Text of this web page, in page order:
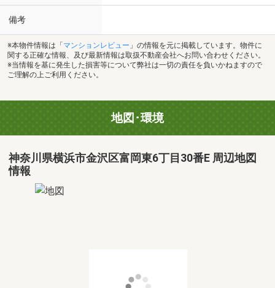
備考
※本物件情報は「 マンションレビュー 」の情報を元に掲載しています。物件に
関する正確な情報、及び最新情報は取扱不動産会社へお問い合わせください。
※当情報を基に発生した損害等について弊社は一切の責任を負いかねますので
ご理解の上ご利用ください。
地図･環境
神奈川県横浜市金沢区富岡東6丁目30番E 周辺地図
情報